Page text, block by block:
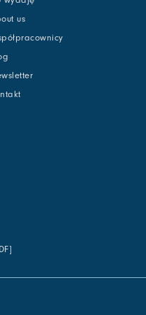
us